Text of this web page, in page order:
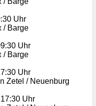
Uhr
/ Barge
Uhr
/ Barge
Uhr
Zetel / Neuenburg
Uhr